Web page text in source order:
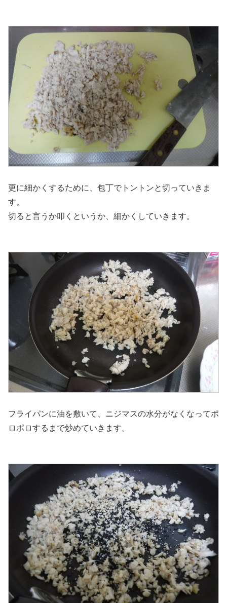
更に細かくするために、包丁でトントンと切っていきま
す。
切ると言うか叩くというか、細かくしていきます。
フライパンに油を敷いて、ニジマスの水分がなくなってポ
ロポロするまで炒めていきます。